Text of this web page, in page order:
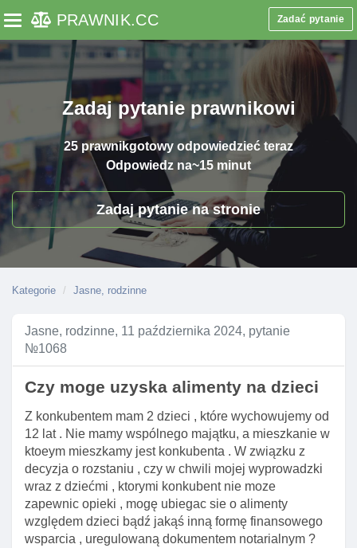
Toggle navigation
PRAWNIK.CC Zadać pytanie
Zadaj pytanie prawnikowi
25 prawnikgotowy odpowiedzieć teraz
Odpowiedz na~15 minut
Zadaj pytanie na stronie
Kategorie Jasne, rodzinne
Jasne, rodzinne, 11 października 2024, pytanie
№1068
Czy moge uzyska alimenty na dzieci
Z konkubentem mam 2 dzieci , które wychowujemy od
12 lat . Nie mamy wspólnego majątku, a mieszkanie w
ktoeym mieszkamy jest konkubenta . W związku z
decyzja o rozstaniu , czy w chwili mojej wyprowadzki
wraz z dziećmi , ktorymi konkubent nie moze
zapewnic opieki , mogę ubiegac sie o alimenty
względem dzieci bądź jakąś inną formę finansowego
wsparcia , uregulowaną dokumentem notarialnym ?